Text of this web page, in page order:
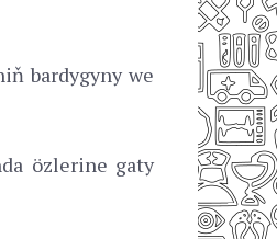
bardygyny we
özlerine gaty